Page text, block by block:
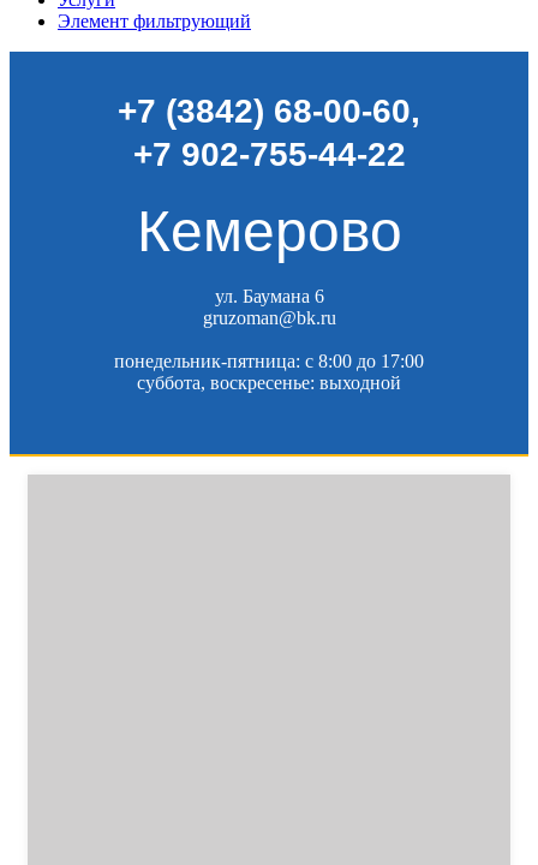
Элемент фильтрующий
+7 (3842) 68-00-60,
+7 902-755-44-22
Кемерово
ул. Баумана 6
gruzoman@bk.ru
понедельник-пятница: c 8:00 до 17:00
суббота, воскресенье: выходной